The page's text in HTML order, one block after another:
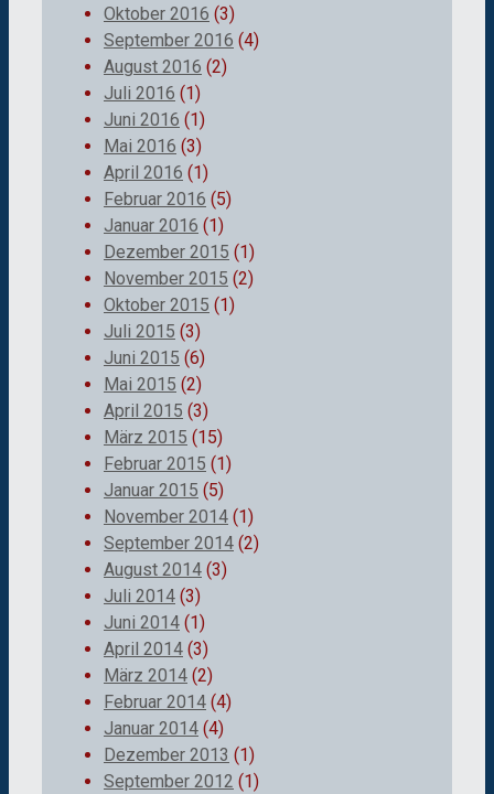
Oktober 2016 (3)
September 2016 (4)
August 2016 (2)
Juli 2016 (1)
Juni 2016 (1)
Mai 2016 (3)
April 2016 (1)
Februar 2016 (5)
Januar 2016 (1)
Dezember 2015 (1)
November 2015 (2)
Oktober 2015 (1)
Juli 2015 (3)
Juni 2015 (6)
Mai 2015 (2)
April 2015 (3)
März 2015 (15)
Februar 2015 (1)
Januar 2015 (5)
November 2014 (1)
September 2014 (2)
August 2014 (3)
Juli 2014 (3)
Juni 2014 (1)
April 2014 (3)
März 2014 (2)
Februar 2014 (4)
Januar 2014 (4)
Dezember 2013 (1)
September 2012 (1)